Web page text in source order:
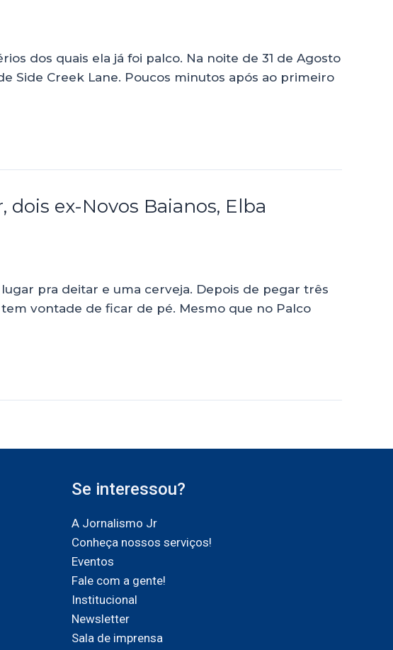
dos quais ela já foi palco. Na noite de 31 de Agosto
Side Creek Lane. Poucos minutos após ao primeiro
ex-Novos Baianos, Elba
pra deitar e uma cerveja. Depois de pegar três
vontade de ficar de pé. Mesmo que no Palco
Se interessou?
A Jornalismo Jr
Conheça nossos serviços!
Eventos
Fale com a gente!
Institucional
Newsletter
Sala de imprensa